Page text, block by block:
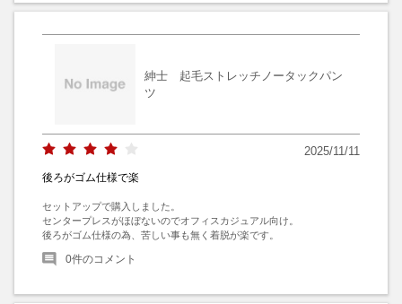
紳士 起毛ストレッチノータックパン
ツ
2025/11/11
後ろがゴム仕様で楽
セットアップで購入しました。
センタープレスがほぼないのでオフィスカジュアル向け。
後ろがゴム仕様の為、苦しい事も無く着脱が楽です。
0件のコメント